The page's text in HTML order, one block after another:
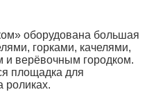
оборудована большая
горками, качелями,
и верёвочным городком.
площадка для
роликах.